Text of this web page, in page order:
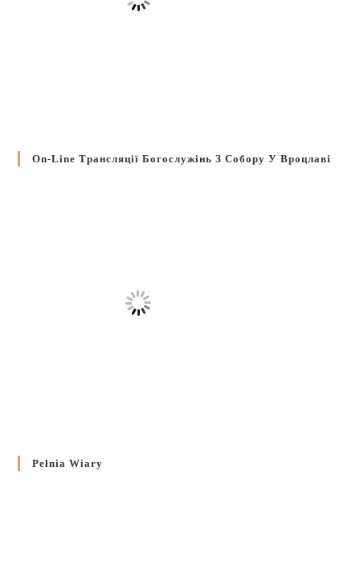
On-Line Трансляції Богослужінь З Собору У Вроцлаві
Pełnia Wiary